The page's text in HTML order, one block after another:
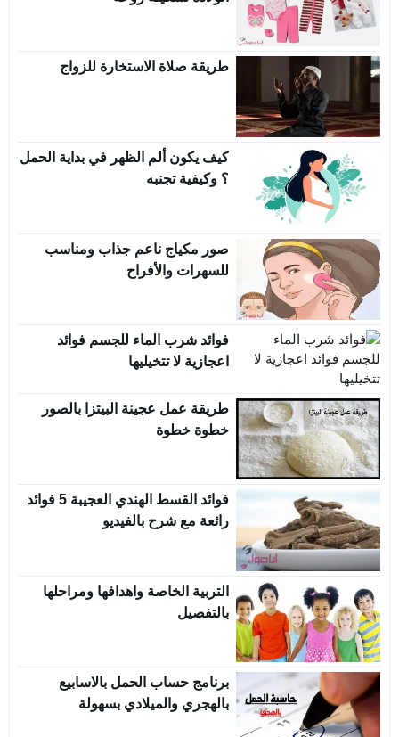
طريقة صلاة الاستخارة للزواج
كيف يكون ألم الظهر في بداية الحمل
؟ وكيفية تجنبه
صور مكياج ناعم جذاب ومناسب
للسهرات والأفراح
فوائد شرب الماء للجسم فوائد
اعجازية لا تتخيليها
طريقة عمل عجينة البيتزا بالصور
خطوة خطوة
فوائد القسط الهندي العجيبة 5 فوائد
رائعة مع شرح بالفيديو
التربية الخاصة واهدافها ومراحلها
بالتفصيل
برنامج حساب الحمل بالاسابيع
بالهجري والميلادي بسهولة